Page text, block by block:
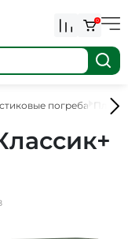
0
погреба